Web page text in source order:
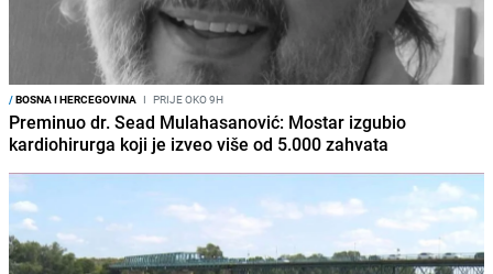
/BOSNA I HERCEGOVINA I PRIJE OKO 9H
Preminuo dr. Sead Mulahasanović: Mostar izgubio
kardiohirurga koji je izveo više od 5.000 zahvata